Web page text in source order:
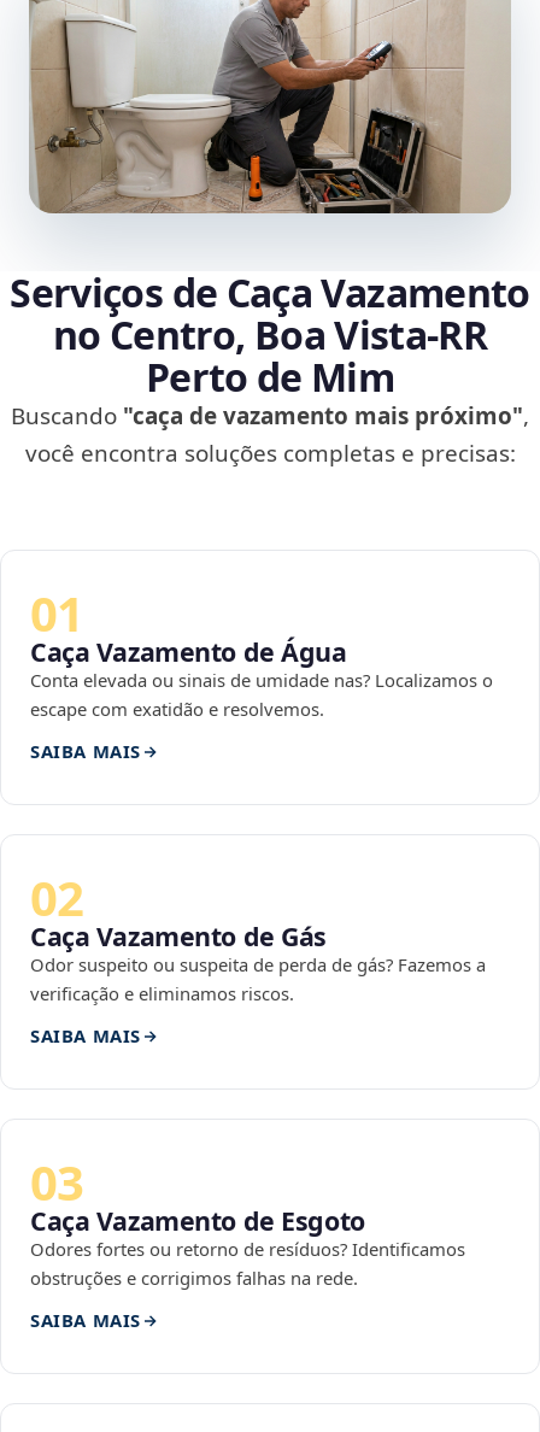
Serviços de Caça Vazamento
no Centro, Boa Vista‑RR
Perto de Mim
Buscando "caça de vazamento mais próximo",
você encontra soluções completas e precisas:
01
Caça Vazamento de Água
Conta elevada ou sinais de umidade nas? Localizamos o
escape com exatidão e resolvemos.
SAIBA MAIS
02
Caça Vazamento de Gás
Odor suspeito ou suspeita de perda de gás? Fazemos a
verificação e eliminamos riscos.
SAIBA MAIS
03
Caça Vazamento de Esgoto
Odores fortes ou retorno de resíduos? Identificamos
obstruções e corrigimos falhas na rede.
SAIBA MAIS